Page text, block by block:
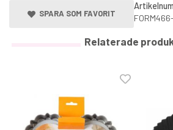
SPARA SOM FAVORIT
Relaterade